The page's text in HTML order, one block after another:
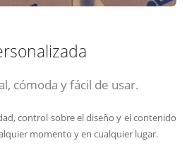
cómoda y fácil de usar.
control sobre el diseño y el contenido
momento y en cualquier lugar.